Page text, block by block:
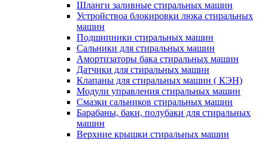
Шланги заливные стиральных машин
Устройствоа блокировки люка стиральных
машин
Подшипники стиральных машин
Сальники для стиральных машин
Амортизаторы бака стиральных машин
Датчики для стиральных машин
Клапаны для стиральных машин ( КЭН)
Модули управления стиральных машин
Смазки сальников стиральных машин
Барабаны, баки, полубаки для стиральных
машин
Верхние крышки стиральных машин